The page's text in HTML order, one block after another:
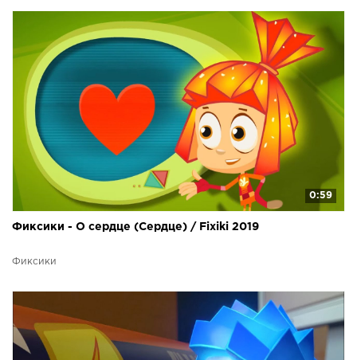
0:59
Фиксики - О сердце (Сердце) / Fixiki 2019
Фиксики